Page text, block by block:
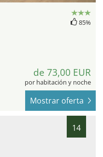
85%
de 73,00 EUR
por habitación y noche
Mostrar oferta
14